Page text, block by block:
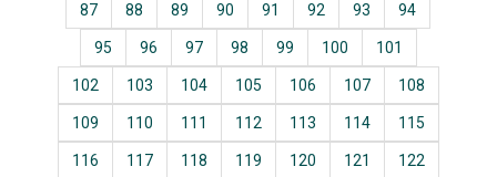
87 88 89 90 91 92 93 94
95 96 97 98 99 100 101
102 103 104 105 106 107 108
109 110 111 112 113 114 115
116 117 118 119 120 121 122